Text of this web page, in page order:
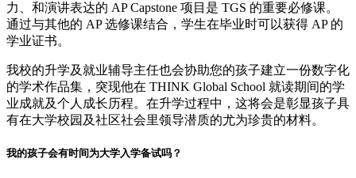
力、和演讲表达的 AP Capstone 项目是 TGS 的重要必修课。
通过与其他的 AP 选修课结合，学生在毕业时可以获得 AP 的
学业证书。
我校的升学及就业辅导主任也会协助您的孩子建立一份数字化
的学术作品集，突现他在 THINK Global School 就读期间的学
业成就及个人成长历程。在升学过程中，这将会是彰显孩子具
有在大学校园及社区社会里领导潜质的尤为珍贵的材料。
我的孩子会有时间为大学入学备试吗？